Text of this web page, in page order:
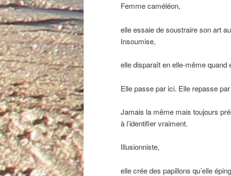
Femme caméléon,
elle essaie de soustraire son art
Insoumise,
elle disparaît en elle-même quand
Elle passe par ici. Elle repasse
Jamais la même mais toujours
à l’identifier vraiment.
Illusionniste,
elle crée des papillons qu’elle